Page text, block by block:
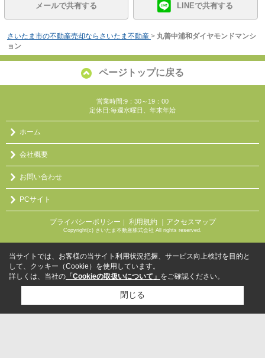
メールで共有する LINEで共有する
さいたま市の不動産売却ならさいたま不動産 > 丸善中浦和ダイヤモンドマンシ
ョン
ページトップに戻る
営業時間:9：30～19：00
定休日:毎週水曜日、年末年始
ホーム
会社概要
お問い合わせ
PCサイト
プライバシーポリシー ｜ 利用規約 ｜アクセスマップ
Copyright(c) さいたま不動産株式会社 All rights reserved.
当サイトでは、お客様の当サイト利用状況把握、サービス向上検討を目的と
して、クッキー（Cookie）を使用しています。
詳しくは、当社の 「Cookieの取扱いについて」 をご確認ください。
閉じる